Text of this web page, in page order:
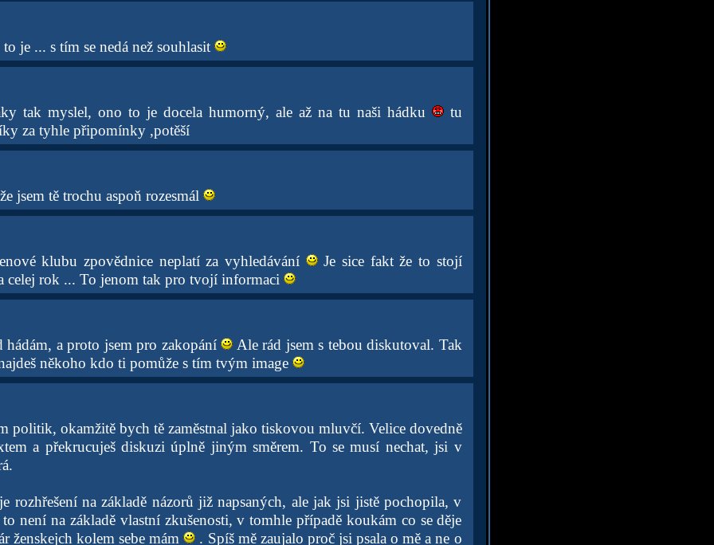
je ... s tím se nedá než souhlasit
tak myslel, ono to je docela humorný, ale až na tu naši hádku
tu
za tyhle připomínky ,potěší
jsem tě trochu aspoň rozesmál
klubu zpovědnice neplatí za vyhledávání
Je sice fakt že to stojí
celej rok ... To jenom tak pro tvojí informaci
hádám, a proto jsem pro zakopání
Ale rád jsem s tebou diskutoval. Tak
někoho kdo ti pomůže s tím tvým image
politik, okamžitě bych tě zaměstnal jako tiskovou mluvčí. Velice dovedně
a překrucuješ diskuzi úplně jiným směrem. To se musí nechat, jsi v
rozhřešení na základě názorů již napsaných, ale jak jsi jistě pochopila, v
není na základě vlastní zkušenosti, v tomhle případě koukám co se děje
ženskejch kolem sebe mám
. Spíš mě zaujalo proč jsi psala o mě a ne o